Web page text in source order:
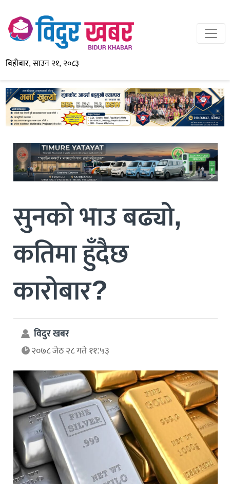
बिहीबार, साउन २१, २०८३
सुनको भाउ बढ्यो,
कतिमा हुँदैछ
कारोबार?
विदुर खबर
२०७८ जेठ २८ गते ११:५३